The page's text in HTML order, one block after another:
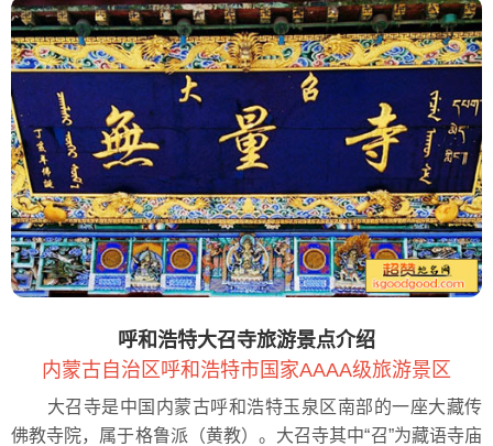
呼和浩特大召寺旅游景点介绍
内蒙古自治区呼和浩特市国家AAAA级旅游景区
大召寺是中国内蒙古呼和浩特玉泉区南部的一座大藏传
佛教寺院，属于格鲁派（黄教）。大召寺其中“召”为藏语寺庙